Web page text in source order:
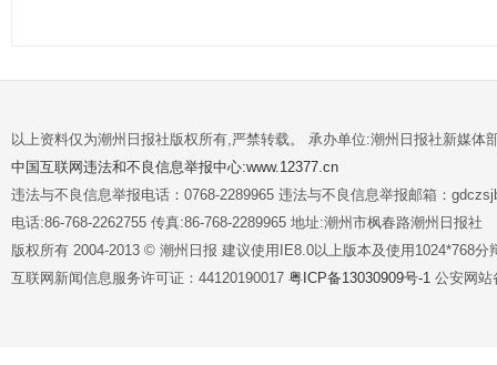
以上资料仅为潮州日报社版权所有,严禁转载。 承办单位:潮州日报社新媒体
中国互联网违法和不良信息举报中心:www.12377.cn
违法与不良信息举报电话：0768-2289965 违法与不良信息举报邮箱：
电话:86-768-2262755 传真:86-768-2289965 地址:潮州市枫春路潮州日报社
版权所有 2004-2013 © 潮州日报 建议使用IE8.0以上版本及使用1024*768分
互联网新闻信息服务许可证：44120190017 粤ICP备13030909号-1 公安网站